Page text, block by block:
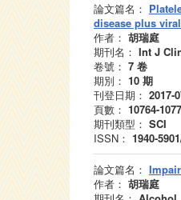
論文篇名：
disease plus
作者： 胡瑞庭
期刊名： Int J
卷號： 7 卷
期別： 10 期
刊登日期： 2017-
頁數： 10764-
期刊類型： SCI
ISSN： 1940-
論文篇名：
作者： 胡瑞庭